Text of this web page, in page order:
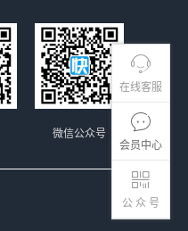
在线客服
会员中心
公 众 号
微信公众号